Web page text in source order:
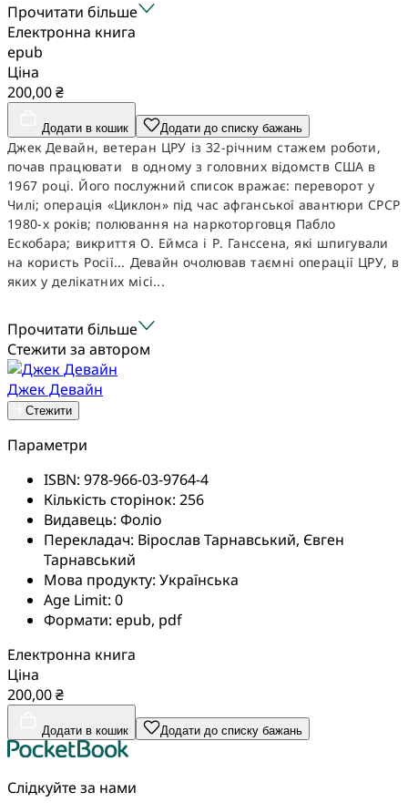
Прочитати більше
Електронна книга
epub
Ціна
200,00 ₴
Додати в кошик Додати до списку бажань
Джек Девайн, ветеран ЦРУ із 32-річним стажем роботи,
почав працювати в одному з головних відомств США в
1967 році. Його послужний список вражає: переворот у
Чилі; операція «Циклон» під час афганської авантюри СРСР
1980-х років; полювання на наркоторговця Пабло
Ескобара; викриття О. Еймса і Р. Ганссена, які шпигували
на користь Росії... Девайн очолював таємні операції ЦРУ, в
яких у делікатних місі...
Прочитати більше
Стежити за автором
Джек Девайн
Стежити
Параметри
ISBN: 978-966-03-9764-4
Кількість сторінок: 256
Видавець: Фоліо
Перекладач: Вірослав Тарнавський, Євген
Тарнавський
Мова продукту: Українська
Age Limit: 0
Формати: epub, pdf
Електронна книга
Ціна
200,00 ₴
Додати в кошик Додати до списку бажань
Слідкуйте за нами